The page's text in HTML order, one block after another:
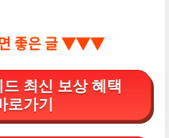
좋은 글 ▼▼▼
최신 보상 혜택
로가기